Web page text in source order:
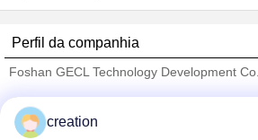
Perfil da companhia
Foshan GECL Technology Development
Trust Seal
creation